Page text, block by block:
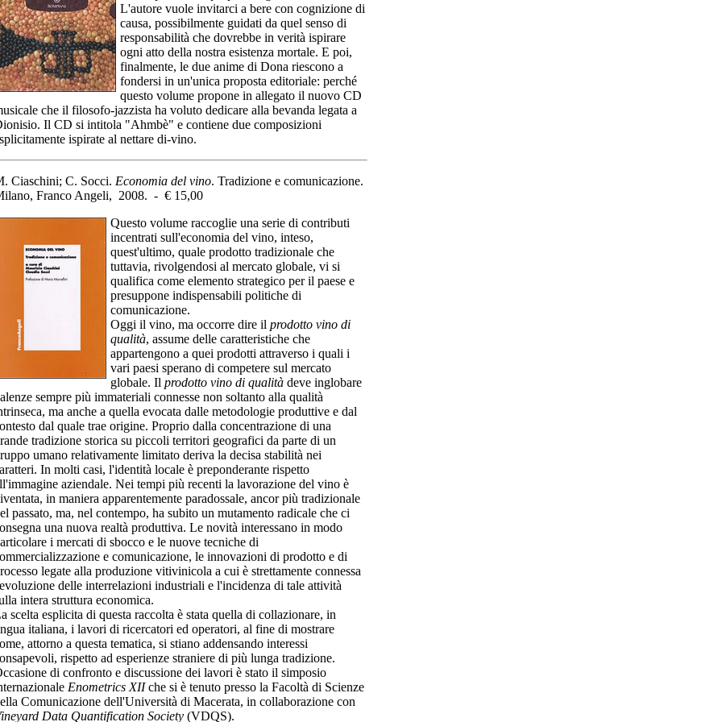
L'autore vuole invitarci a bere con cognizione di
causa, possibilmente guidati da quel senso di
responsabilità che dovrebbe in verità ispirare
ogni atto della nostra esistenza mortale. E poi,
finalmente, le due anime di Dona riescono a
fondersi in un'unica proposta editoriale: perché
questo volume propone in allegato il nuovo CD
che il filosofo-jazzista ha voluto dedicare alla bevanda legata a
Il CD si intitola "Ahmbè" e contiene due composizioni
ispirate al nettare di-vino.
Ciaschini; C. Socci. Economia del vino. Tradizione e comunicazione.
Franco Angeli, 2008. - € 15,00
Questo volume raccoglie una serie di contributi
incentrati sull'economia del vino, inteso,
quest'ultimo, quale prodotto tradizionale che
tuttavia, rivolgendosi al mercato globale, vi si
qualifica come elemento strategico per il paese e
presuppone indispensabili politiche di
comunicazione.
Oggi il vino, ma occorre dire il prodotto vino di
qualità, assume delle caratteristiche che
appartengono a quei prodotti attraverso i quali i
vari paesi sperano di competere sul mercato
globale. Il prodotto vino di qualità deve inglobare
sempre più immateriali connesse non soltanto alla qualità
ma anche a quella evocata dalle metodologie produttive e dal
dal quale trae origine. Proprio dalla concentrazione di una
tradizione storica su piccoli territori geografici da parte di un
umano relativamente limitato deriva la decisa stabilità nei
In molti casi, l'identità locale è preponderante rispetto
aziendale. Nei tempi più recenti la lavorazione del vino è
in maniera apparentemente paradossale, ancor più tradizionale
passato, ma, nel contempo, ha subito un mutamento radicale che ci
una nuova realtà produttiva. Le novità interessano in modo
i mercati di sbocco e le nuove tecniche di
e comunicazione, le innovazioni di prodotto e di
legate alla produzione vitivinicola a cui è strettamente connessa
delle interrelazioni industriali e l'incidenza di tale attività
intera struttura economica.
scelta esplicita di questa raccolta è stata quella di collazionare, in
italiana, i lavori di ricercatori ed operatori, al fine di mostrare
attorno a questa tematica, si stiano addensando interessi
rispetto ad esperienze straniere di più lunga tradizione.
di confronto e discussione dei lavori è stato il simposio
Enometrics XIIche si è tenuto presso la Facoltà di Scienze
Comunicazione dell'Università di Macerata, in collaborazione con
Data Quantification Society (VDQS).